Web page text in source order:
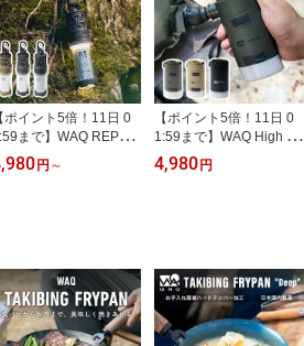
【ポイント5倍！11日 0
まで】WAQ REPEL
LANTERN 蚊除け
能搭載 虫よけ 虫除け
バッテリー 【1年保
】
円 ～
【ポイント5倍！11日 0
1:59まで】WAQ High Po
wer Air Pump ハイパワー
エアポンプ 電動ポンプ
EDランタン USB 小型 大
容量バッテリー 充電式
4,980 円